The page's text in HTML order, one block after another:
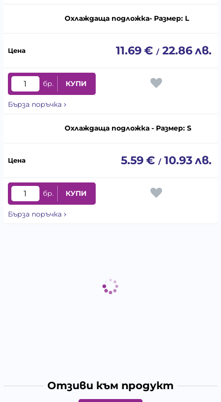
Охлаждаща подложка- Размер: L
11.69€ / 22.86лв.
бр. КУПИ
Бърза поръчка
Охлаждаща подложка - Размер: S
5.59€ / 10.93лв.
бр. КУПИ
Бърза поръчка
Отзиви към продукт